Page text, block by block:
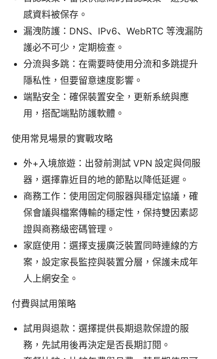
感資料被保存。
漏洩防護：DNS、IPv6、WebRTC 等洩漏防
護必不可少，定期檢查。
分流與多跳：在需要時使用分流和多跳提升
隱私性，但要留意速度影響。
端點安全：確保裝置安全，更新系統與應
用，搭配端點防護軟體。
使用常見場景的實戰攻略
外+入境旅遊：出發前測試 VPN 設定與伺服
器，選擇靠近目的地的節點以降低延遲。
商務工作：使用固定伺服器與穩定協議，確
保會議與檔案傳輸的穩定性，保持雙因素認
證與商務級密碼管理。
家庭使用：選擇支援廣泛裝置同時連線的方
案，設定家長監控與裝置分層，保護未成年
人上網安全。
付費與試用策略
試用與退款：選擇提供長期退款保證的服
務，先試用後再決定是否長期訂閱。